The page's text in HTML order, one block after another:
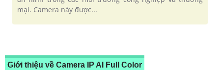
mại. Camera này được...
Giới thiệu về Camera IP AI Full Color